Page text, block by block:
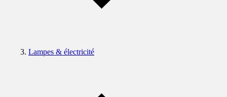
Lampes & électricité